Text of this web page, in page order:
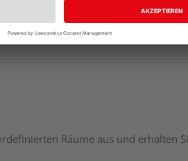
Räume aus und erhalten